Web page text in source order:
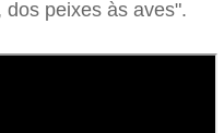
peixes às aves".